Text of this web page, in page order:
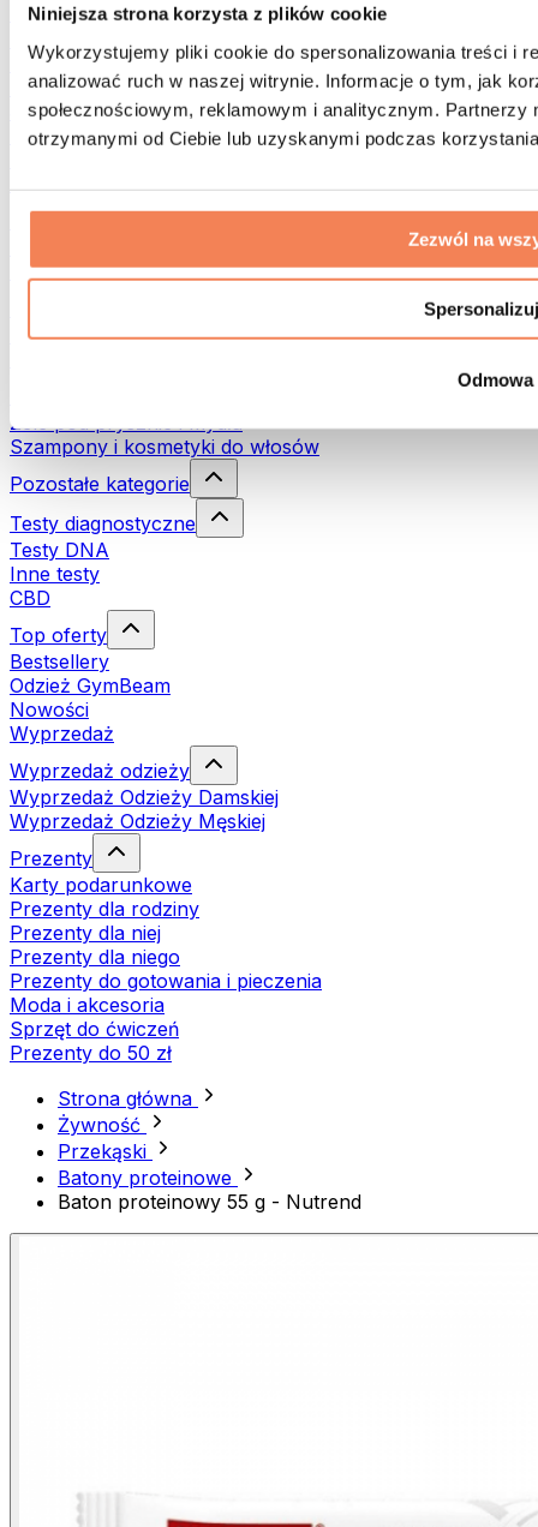
Niniejsza strona korzysta z plików cookie
Wykorzystujemy pliki cookie do spersonalizowania treści i
analizować ruch w naszej witrynie. Informacje o tym, jak
społecznościowym, reklamowym i analitycznym. Partnerzy
otrzymanymi od Ciebie lub uzyskanymi podczas
Zezwól na
Spersonalizuj
Odmowa
Akcesoria dopasowane do aktywności
Bieganie
Sporty walki
Kolarstwo
Joga i pilates
Terapia zimnem
Trekking
Filtry i dzbanki do wody
Środki do prania
Żele pod prysznic i mydła
Szampony i kosmetyki do włosów
Pozostałe kategorie
Testy diagnostyczne
Testy DNA
Inne testy
CBD
Top oferty
Bestsellery
Odzież GymBeam
Nowości
Wyprzedaż
Wyprzedaż odzieży
Wyprzedaż Odzieży Damskiej
Wyprzedaż Odzieży Męskiej
Prezenty
Karty podarunkowe
Prezenty dla rodziny
Prezenty dla niej
Prezenty dla niego
Prezenty do gotowania i pieczenia
Moda i akcesoria
Sprzęt do ćwiczeń
Prezenty do 50 zł
Strona główna
Żywność
Przekąski
Batony proteinowe
Baton proteinowy 55 g - Nutrend